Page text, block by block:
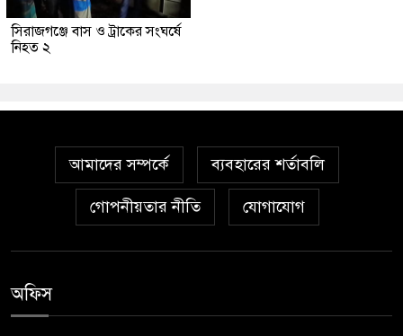
সিরাজগঞ্জে বাস ও ট্রাকের সংঘর্ষে
নিহত ২
আমাদের সম্পর্কে ব্যবহারের শর্তাবলি
গোপনীয়তার নীতি যোগাযোগ
অফিস